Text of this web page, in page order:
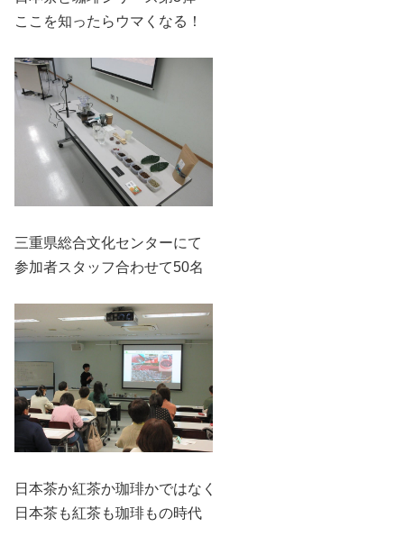
ここを知ったらウマくなる！
三重県総合文化センターにて
参加者スタッフ合わせて50名
日本茶か紅茶か珈琲かではなく
日本茶も紅茶も珈琲もの時代